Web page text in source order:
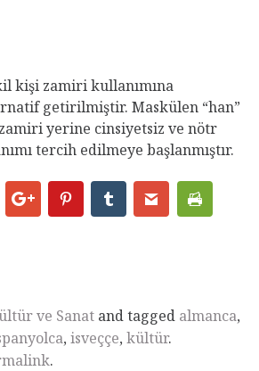
kişi zamiri kullanımına
getirilmiştir. Maskülen “han”
yerine cinsiyetsiz ve nötr
tercih edilmeye başlanmıştır.
ve Sanat and tagged almanca,
, isveççe, kültür.
.